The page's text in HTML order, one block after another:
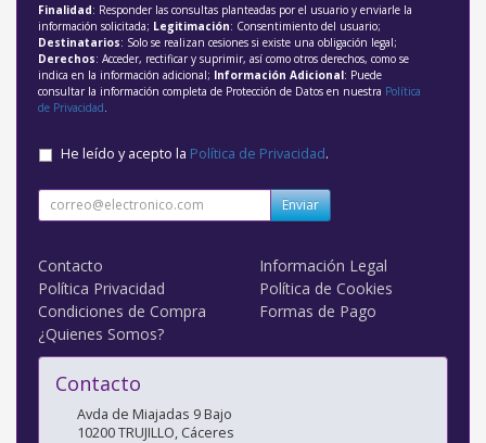
Finalidad: Responder las consultas planteadas por el usuario y enviarle la
información solicitada; Legitimación: Consentimiento del usuario;
Destinatarios: Solo se realizan cesiones si existe una obligación legal;
Derechos: Acceder, rectificar y suprimir, así como otros derechos, como se
indica en la información adicional; Información Adicional: Puede
consultar la información completa de Protección de Datos en nuestra Política
de Privacidad.
He leído y acepto la Política de Privacidad.
Enviar
Contacto
Información Legal
Política Privacidad
Política de Cookies
Condiciones de Compra
Formas de Pago
¿Quienes Somos?
Contacto
Avda de Miajadas 9 Bajo
10200TRUJILLO, Cáceres